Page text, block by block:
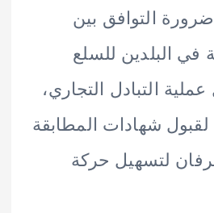
بين
للسلع
التجاري،
المطابقة
حركة